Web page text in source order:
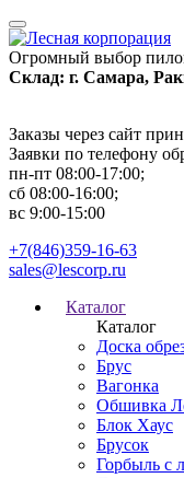
Огромный выбор
Склад: г. Самара,
Заказы через сайт
Заявки по телефону
пн-пт 08:00-17:00;
сб 08:00-16:00;
вс 9:00-15:00
+7(846)359-16-63
sales@lescorp.ru
Каталог
Каталог
Доска
Брус
Вагонка
Обшивка
Блок Хаус
Брусок
Горбыль с